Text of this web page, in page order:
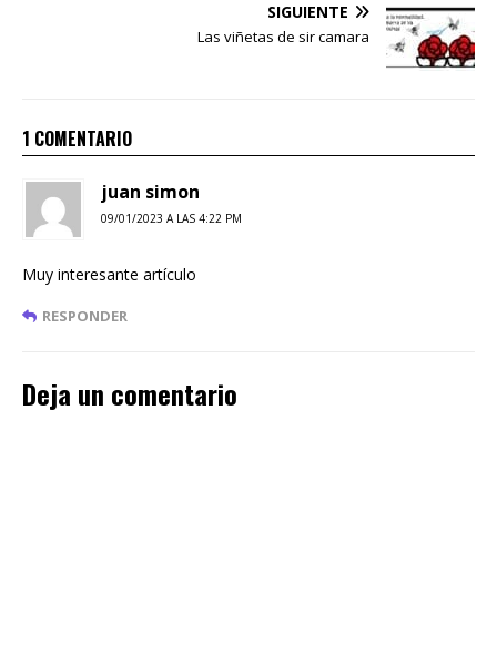
SIGUIENTE
Las viñetas de sir camara
1 COMENTARIO
juan simon
09/01/2023 A LAS 4:22 PM
Muy interesante artículo
RESPONDER
Deja un comentario